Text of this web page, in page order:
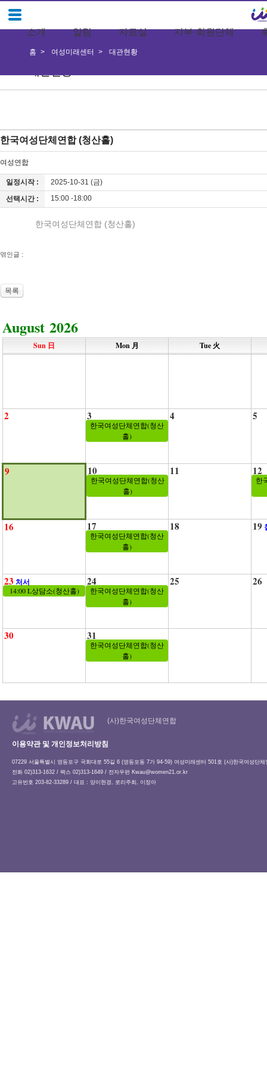
소개 알림 자료실 지부·회원단체
홈 여성미래센터 대관현황
한국여성단체연합 (청산홀)
여성연합
일정시작 :
2025-10-31 (금)
선택시간 :
15:00 -18:00
한국여성단체연합 (청산홀)
엮인글 :
목록
August 2026
Sun 日 Mon 月 Tue 火
2 3
한국여성단체연합(청산
홀)
4 5
9 10
한국여성단체연합(청산
홀)
11 12
한
16 17
한국여성단체연합(청산
홀)
18 19
23 처서
14:00 L상담소(청산홀)
24
한국여성단체연합(청산
홀)
25 26
30 31
한국여성단체연합(청산
홀)
(사)한국여성단체연합
이용약관 및 개인정보처리방침
07229 서울특별시 영등포구 국회대로 55길 6 (영등포동 7가 94-59) 여성미래센터 501호 (사)한국여성단체
전화 02)313-1632 / 팩스 02)313-1649 / 전자우편 Kwau@women21.or.kr
고유번호 203-82-33289 / 대표 : 양이현경, 로리주희, 이정아